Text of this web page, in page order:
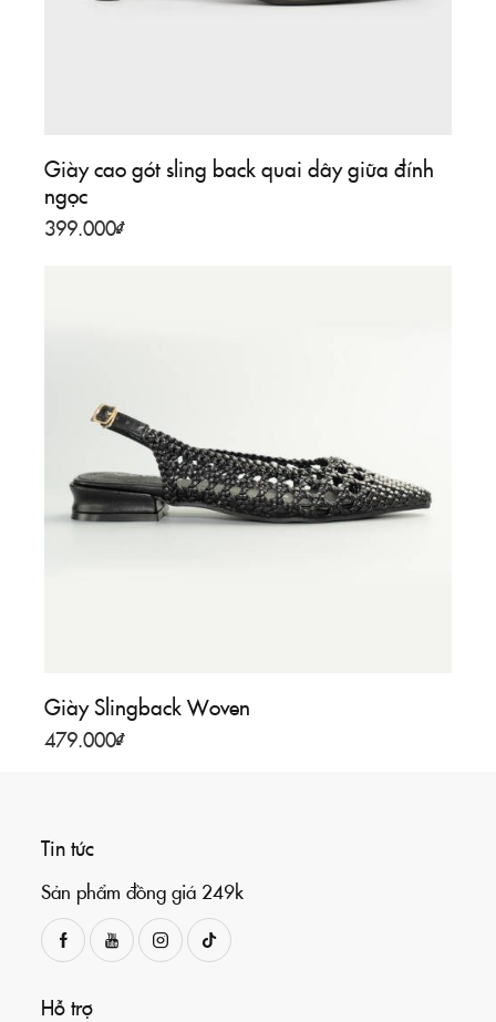
Giày cao gót sling back quai dây giữa đính
ngọc
399.000₫
Giày Slingback Woven
479.000₫
Tin tức
Sản phẩm đồng giá 249k
Hỗ trợ